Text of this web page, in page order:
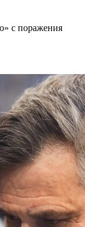
с поражения